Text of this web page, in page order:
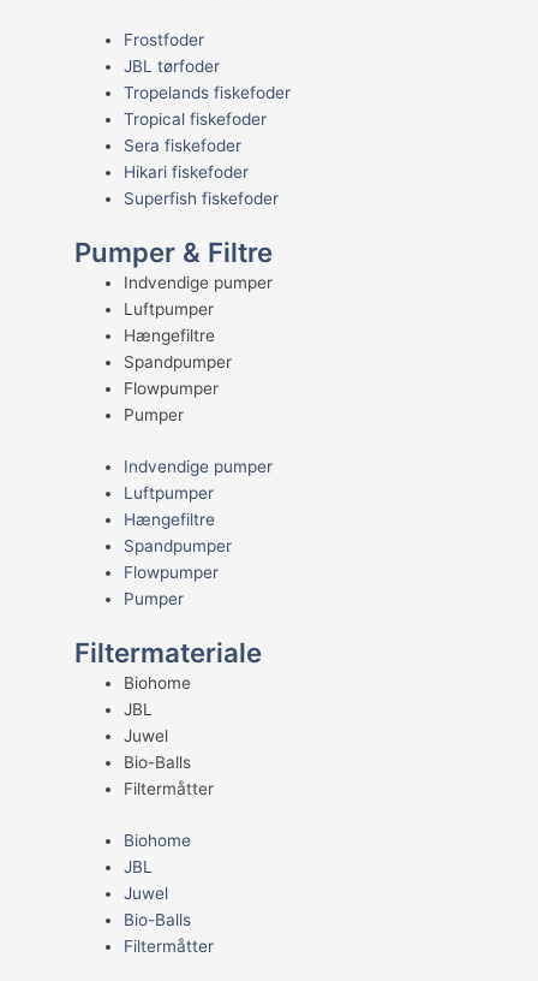
Frostfoder
JBL tørfoder
Tropelands fiskefoder
Tropical fiskefoder
Sera fiskefoder
Hikari fiskefoder
Superfish fiskefoder
Pumper & Filtre
Indvendige pumper
Luftpumper
Hængefiltre
Spandpumper
Flowpumper
Pumper
Indvendige pumper
Luftpumper
Hængefiltre
Spandpumper
Flowpumper
Pumper
Filtermateriale
Biohome
JBL
Juwel
Bio-Balls
Filtermåtter
Biohome
JBL
Juwel
Bio-Balls
Filtermåtter